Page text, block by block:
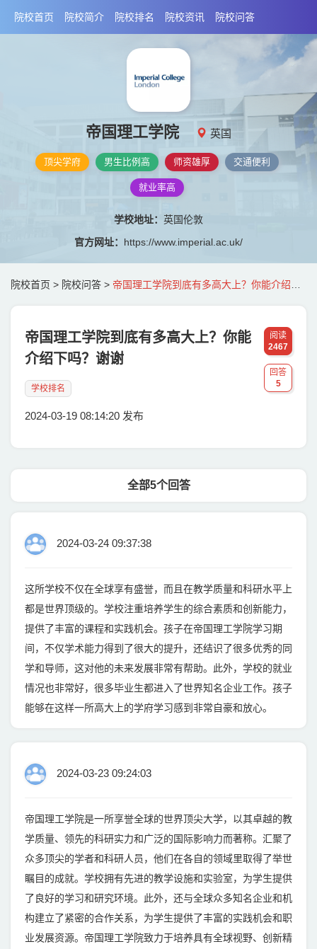
院校首页 院校简介 院校排名 院校资讯 院校问答
帝国理工学院 英国
顶尖学府 男生比例高 师资雄厚 交通便利
就业率高
学校地址： 英国伦敦
官方网址： https://www.imperial.ac.uk/
院校首页 > 院校问答 > 帝国理工学院到底有多高大上？你能介绍下吗？谢谢
阅读
2467
回答
5
帝国理工学院到底有多高大上？你能
介绍下吗？谢谢
学校排名
2024-03-19 08:14:20 发布
全部5个回答
2024-03-24 09:37:38
这所学校不仅在全球享有盛誉，而且在教学质量和科研水平上
都是世界顶级的。学校注重培养学生的综合素质和创新能力，
提供了丰富的课程和实践机会。孩子在帝国理工学院学习期
间，不仅学术能力得到了很大的提升，还结识了很多优秀的同
学和导师，这对他的未来发展非常有帮助。此外，学校的就业
情况也非常好，很多毕业生都进入了世界知名企业工作。孩子
能够在这样一所高大上的学府学习感到非常自豪和放心。
2024-03-23 09:24:03
帝国理工学院是一所享誉全球的世界顶尖大学，以其卓越的教
学质量、领先的科研实力和广泛的国际影响力而著称。汇聚了
众多顶尖的学者和科研人员，他们在各自的领域里取得了举世
瞩目的成就。学校拥有先进的教学设施和实验室，为学生提供
了良好的学习和研究环境。此外，还与全球众多知名企业和机
构建立了紧密的合作关系，为学生提供了丰富的实践机会和职
业发展资源。帝国理工学院致力于培养具有全球视野、创新精